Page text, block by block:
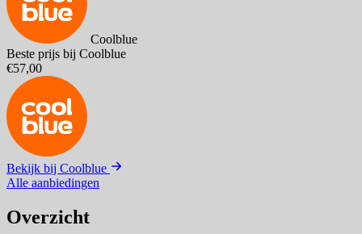
Coolblue
Beste prijs bij Coolblue
€57,00
Bekijk bij Coolblue
Alle aanbiedingen
Overzicht